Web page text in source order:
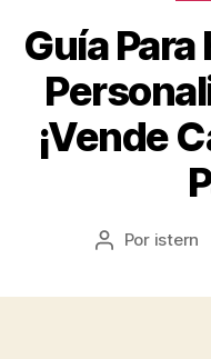
Guía
¡Vende
Autor
Por istern